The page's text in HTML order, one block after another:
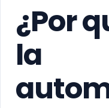
¿Por
la